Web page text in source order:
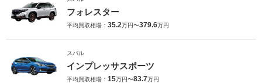
フォレスター
平均買取相場： 35.2万円〜379.6万円
スバル
インプレッサスポーツ
平均買取相場： 15万円〜83.7万円